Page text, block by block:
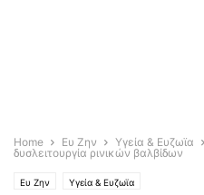
Home Ευ Ζην Υγεία & Ευζωϊα
δυσλειτουργία ρινικών βαλβίδων
Ευ Ζην Υγεία & Ευζωϊα